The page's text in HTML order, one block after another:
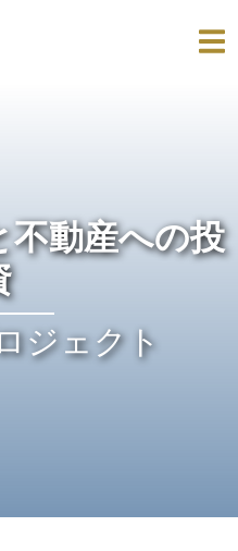
不動産への投
ジェクト